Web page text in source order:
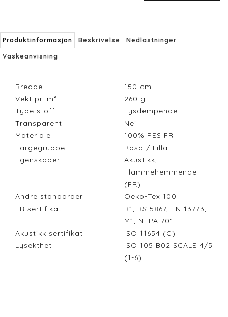
Produktinformasjon Beskrivelse Nedlastninger
Vaskeanvisning
Bredde 150 cm
Vekt pr. m²
260 g
Type stoff
Lysdempende
Transparent
Nei
Materiale
100% PES FR
Fargegruppe
Rosa / Lilla
Egenskaper
Akustikk,
Flammehemmende
(FR)
Andre standarder
Oeko-Tex 100
FR sertifikat
B1, BS 5867, EN 13773,
M1, NFPA 701
Akustikk sertifikat
ISO 11654 (C)
Lysekthet
ISO 105 B02 SCALE 4/5
(1-6)